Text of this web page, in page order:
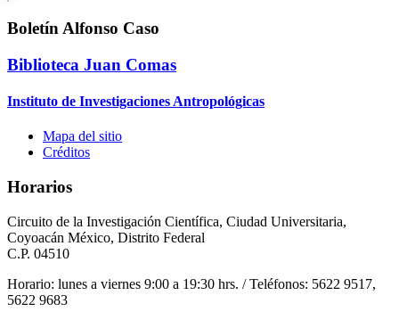
Boletín Alfonso Caso
Biblioteca Juan Comas
Instituto de Investigaciones Antropológicas
Mapa del sitio
Créditos
Horarios
Circuito de la Investigación Científica, Ciudad Universitaria,
Coyoacán México, Distrito Federal
C.P. 04510
Horario: lunes a viernes 9:00 a 19:30 hrs. / Teléfonos: 5622 9517,
5622 9683